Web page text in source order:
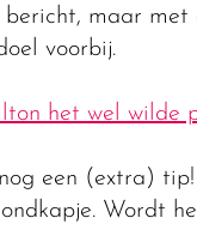
maar met
voorbij.
het wel wilde
een (extra)
Wordt